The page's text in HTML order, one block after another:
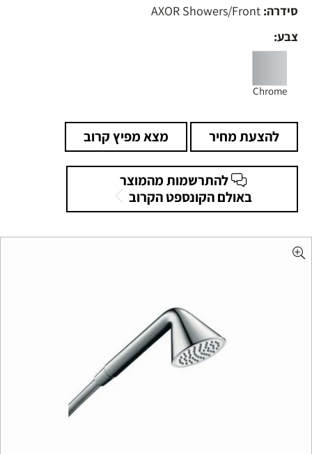
סידרה:
צבע:
Chrome
להצעת מחיר מצא מפיץ קרוב
להתרשמות מהמוצר
באולם הקונספט הקרוב